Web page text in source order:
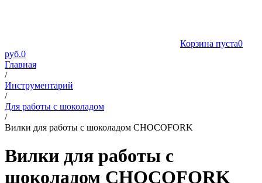
Корзина пуста0
руб.0
Главная
/
Инструментарий
/
Для работы с шоколадом
/
Вилки для работы с шоколадом CHOCOFORK
Вилки для работы с
шоколадом CHOCOFORK